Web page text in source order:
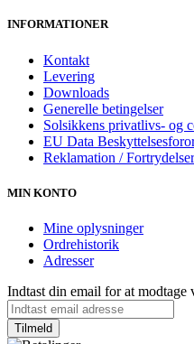
INFORMATIONER
Kontakt
Levering
Downloads
Generelle betingelser
Solsikkens privatlivs- og
EU Data
Reklamation /
MIN KONTO
Mine oplysninger
Ordrehistorik
Adresser
Indtast din email for at modtage